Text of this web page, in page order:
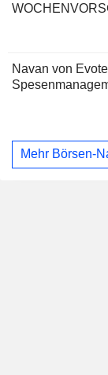
Navan von
Mehr Börsen-